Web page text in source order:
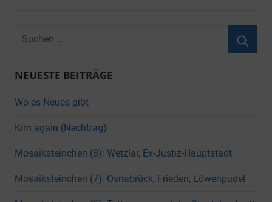
Suchen
NEUESTE BEITRÄGE
Wo es Neues gibt
Kirn again (Nachtrag)
Mosaiksteinchen (8): Wetzlar, Ex-Justiz-Hauptstadt
Mosaiksteinchen (7): Osnabrück, Frieden, Löwenpudel